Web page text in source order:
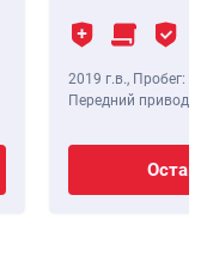
2019 г.в., Пробег:
Передний привод,